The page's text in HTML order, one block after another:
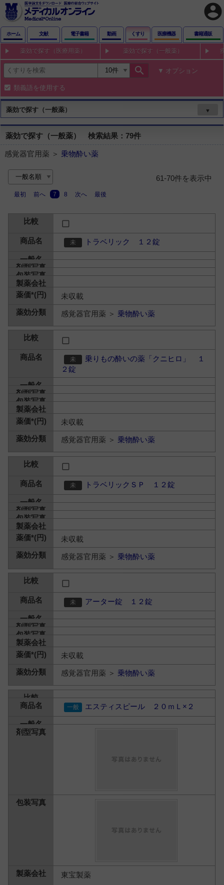
account_circle
ホーム 文献 電子書籍 動画 くすり 医療機器 書籍通販
薬効で探す（医療用薬） 薬効で探す（一般薬）
search オプション
類義語を使用する
薬効で探す（一般薬） ▼
薬効で探す（一般薬） 検索結果：79件
感覚器官用薬 ＞ 乗物酔い薬
61-70件を表示中
最初 前へ 7 8 次へ 最後
トラベリック １２錠
未収載
感覚器官用薬 ＞ 乗物酔い薬
乗りもの酔いの薬「クニヒロ」 １
２錠
未収載
感覚器官用薬 ＞ 乗物酔い薬
トラベリックＳＰ １２錠
未収載
感覚器官用薬 ＞ 乗物酔い薬
アーター錠 １２錠
未収載
感覚器官用薬 ＞ 乗物酔い薬
エスティスピール ２０ｍＬ×２
東宝製薬